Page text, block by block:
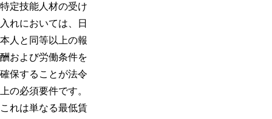
特定技能人材の受け
入れにおいては、日
本人と同等以上の報
酬および労働条件を
確保することが法令
上の必須要件です。
これは単なる最低賃